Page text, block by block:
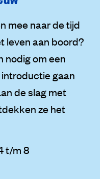
mee naar de tijd
leven aan boord?
nodig om een
gaan
de slag met
ze het
t/m 8